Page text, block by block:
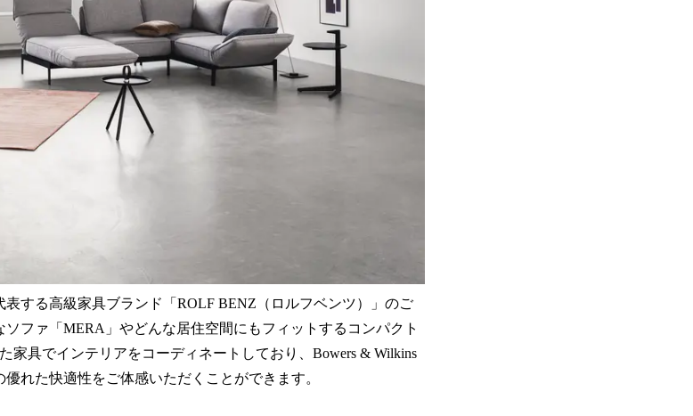
する高級家具ブランド「ROLF BENZ（ロルフベンツ）」のご
ファ「MERA」やどんな居住空間にもフィットするコンパクト
家具でインテリアをコーディネートしており、Bowers & Wilkins
れた快適性をご体感いただくことができます。